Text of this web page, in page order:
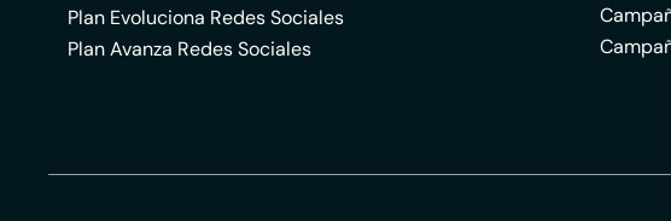
Plan Evoluciona Redes Sociales
Plan Avanza Redes Sociales